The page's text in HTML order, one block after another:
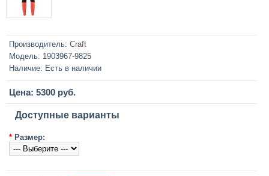
Производитель: Craft
Модель: 1903967-9825
Наличие: Есть в наличии
Цена: 5300 руб.
Доступные варианты
* Размер: